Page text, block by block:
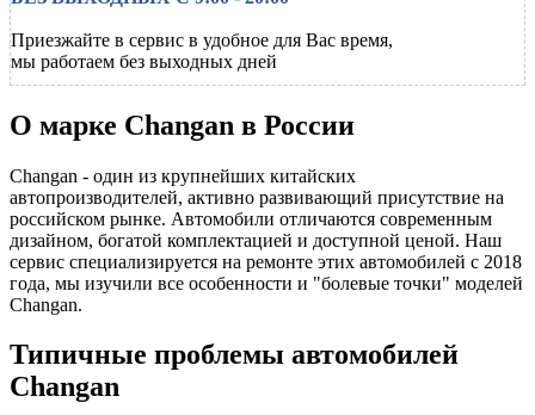
Приезжайте в сервис в удобное для Вас время,
мы работаем без выходных дней
О марке Changan в России
Changan - один из крупнейших китайских
автопроизводителей, активно развивающий присутствие на
российском рынке. Автомобили отличаются современным
дизайном, богатой комплектацией и доступной ценой. Наш
сервис специализируется на ремонте этих автомобилей с 2018
года, мы изучили все особенности и "болевые точки" моделей
Changan.
Типичные проблемы автомобилей
Changan